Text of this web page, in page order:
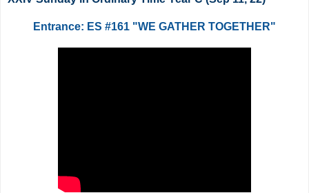
Entrance: ES #161 "WE GATHER TOGETHER"